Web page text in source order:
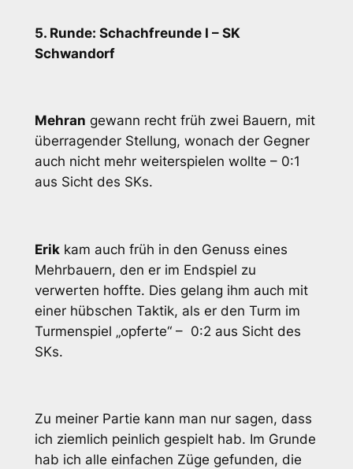
5. Runde: Schachfreunde I – SK
Schwandorf
Mehran gewann recht früh zwei Bauern, mit
überragender Stellung, wonach der Gegner
auch nicht mehr weiterspielen wollte – 0:1
aus Sicht des SKs.
Erikkam auch früh in den Genuss eines
Mehrbauern, den er im Endspiel zu
verwerten hoffte. Dies gelang ihm auch mit
einer hübschen Taktik, als er den Turm im
Turmenspiel „opferte“ – 0:2 aus Sicht des
SKs.
Zu meiner Partie kann man nur sagen, dass
ich ziemlich peinlich gespielt hab. Im Grunde
hab ich alle einfachen Züge gefunden, die